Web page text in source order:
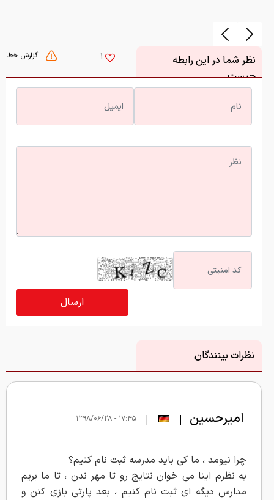
گزارش خطا 1
نظر شما در این رابطه
چیست
نظرات بینندگان
امیرحسین |
| ۱۷:۴۵ - ۱۳۹۸/۰۶/۲۸
چرا نیومد ، ما کی باید مدرسه ثبت نام کنیم؟
به نظرم اینا می خوان نتایج رو تا مهر ندن ، تا ما بریم
مدارس دیگه ای ثبت نام کنیم ، بعد پارتی بازی کنن و